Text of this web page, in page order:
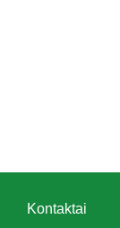
Kontaktai